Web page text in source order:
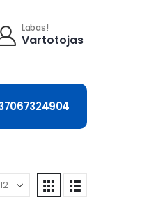
Labas!
Vartotojas